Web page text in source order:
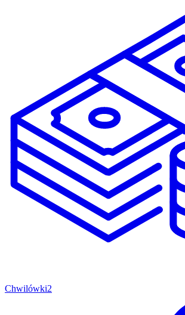
Chwilówki2